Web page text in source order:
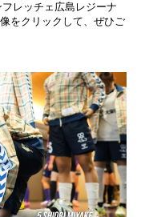
レッチェ広島レジーナ
をクリックして、ぜひご